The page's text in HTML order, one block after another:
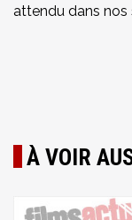
attendu dans nos
À VOIR